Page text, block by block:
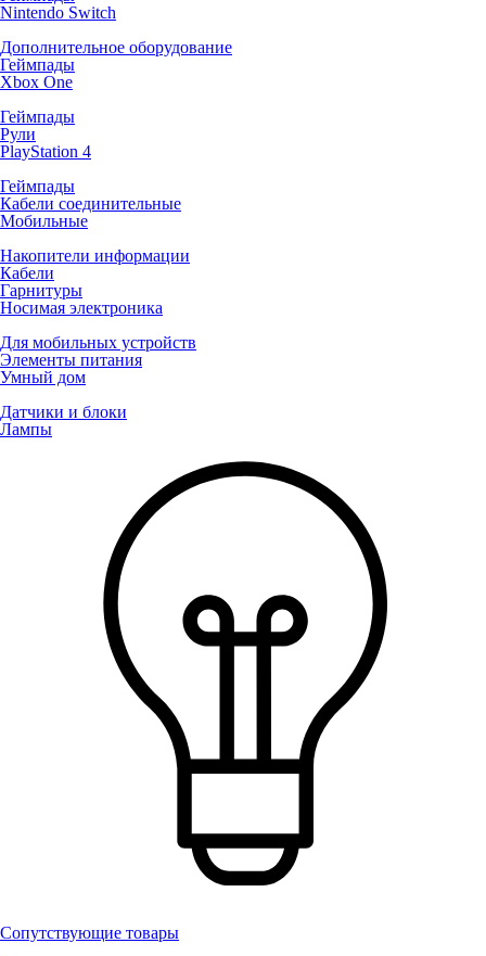
Nintendo Switch
Дополнительное оборудование
Геймпады
Xbox One
Геймпады
Рули
PlayStation 4
Геймпады
Кабели соединительные
Мобильные
Накопители информации
Кабели
Гарнитуры
Носимая электроника
Для мобильных устройств
Элементы питания
Умный дом
Датчики и блоки
Лампы
Сопутствующие товары